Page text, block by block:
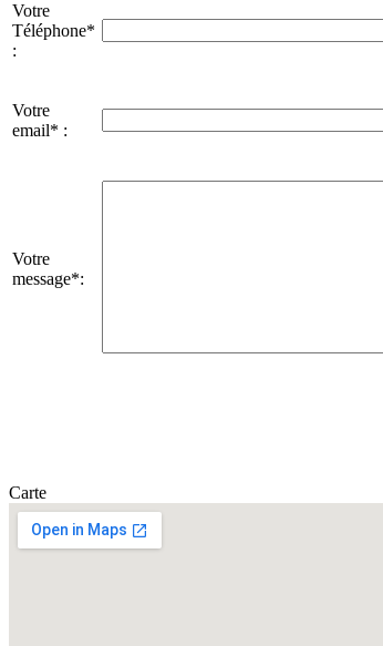
Votre
Téléphone*
:
Votre
email* :
Votre
message*:
Carte